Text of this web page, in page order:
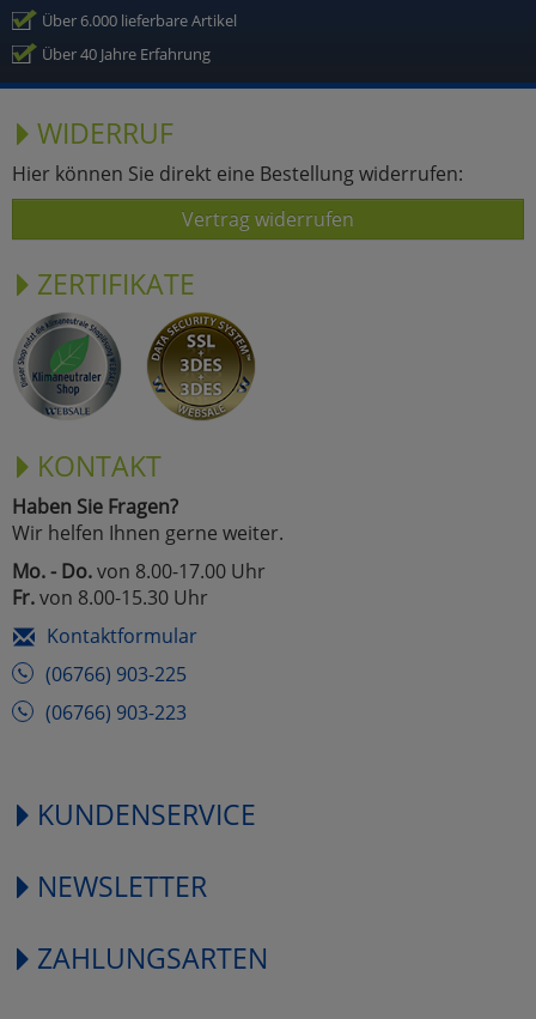
Über 6.000 lieferbare Artikel
Über 40 Jahre Erfahrung
WIDERRUF
Hier können Sie direkt eine Bestellung widerrufen:
Vertrag widerrufen
ZERTIFIKATE
KONTAKT
Haben Sie Fragen?
Wir helfen Ihnen gerne weiter.
Mo. - Do.von 8.00-17.00 Uhr
Fr.von 8.00-15.30 Uhr
Kontaktformular
(06766) 903-225
(06766) 903-223
KUNDENSERVICE
NEWSLETTER
ZAHLUNGSARTEN